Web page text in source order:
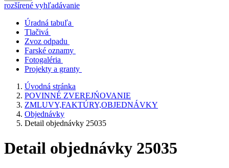
rozšírené vyhľadávanie
Úradná tabuľa
Tlačivá
Zvoz odpadu
Farské oznamy
Fotogaléria
Projekty a granty
Úvodná stránka
POVINNÉ ZVEREJŃOVANIE
ZMLUVY,FAKTÚRY,OBJEDNÁVKY
Objednávky
Detail objednávky 25035
Detail objednávky 25035